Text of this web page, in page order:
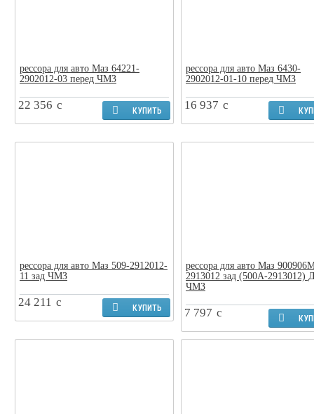
рессора для авто Маз 64221-
2902012-03 перед ЧМЗ
22 356 c КУПИТЬ
рессора для авто Маз 6430-
2902012-01-10 перед ЧМЗ
16 937 c
рессора для авто Маз 509-2912012-
11 зад ЧМЗ
24 211 c КУПИТЬ
рессора для авто Маз
2913012 зад (500А-2913012)
ЧМЗ
7 797 c